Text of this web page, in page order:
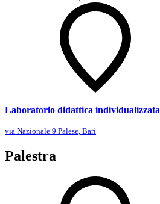
Laboratorio didattica individualizzata
via Nazionale 9 Palese, Bari
Palestra